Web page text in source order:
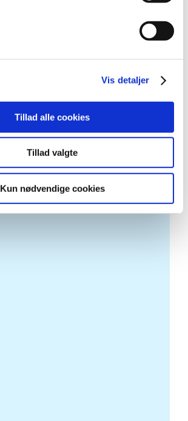
Vis detaljer
Tillad alle cookies
Tillad valgte
Kun nødvendige cookies